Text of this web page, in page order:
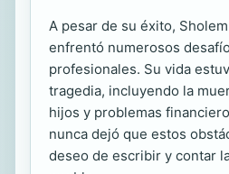
A pesar de su éxito,
enfrentó numerosos
profesionales. Su vida
tragedia, incluyendo la
hijos y problemas
nunca dejó que estos
deseo de escribir y contar